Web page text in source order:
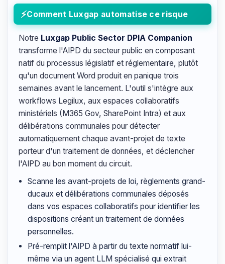
Comment Luxgap automatise ce risque
Notre Luxgap Public Sector DPIA Companion
transforme l'AIPD du secteur public en composant
natif du processus législatif et réglementaire, plutôt
qu'un document Word produit en panique trois
semaines avant le lancement. L'outil s'intègre aux
workflows Legilux, aux espaces collaboratifs
ministériels (M365 Gov, SharePoint Intra) et aux
délibérations communales pour détecter
automatiquement chaque avant-projet de texte
porteur d'un traitement de données, et déclencher
l'AIPD au bon moment du circuit.
Scanne les avant-projets de loi, règlements grand-
ducaux et délibérations communales déposés
dans vos espaces collaboratifs pour identifier les
dispositions créant un traitement de données
personnelles.
Pré-remplit l'AIPD à partir du texte normatif lui-
même via un agent LLM spécialisé qui extrait